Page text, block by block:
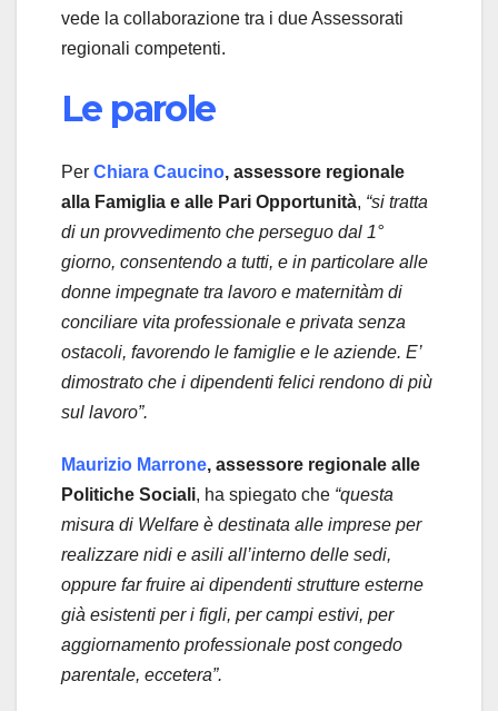
vede la collaborazione tra i due Assessorati
regionali competenti.
Le parole
Per Chiara Caucino, assessore regionale
alla Famiglia e alle Pari Opportunità, “si tratta
di un provvedimento che perseguo dal 1°
giorno, consentendo a tutti, e in particolare alle
donne impegnate tra lavoro e maternitàm di
conciliare vita professionale e privata senza
ostacoli, favorendo le famiglie e le aziende. E’
dimostrato che i dipendenti felici rendono di più
sul lavoro”.
Maurizio Marrone, assessore regionale alle
Politiche Sociali, ha spiegato che “questa
misura di Welfare è destinata alle imprese per
realizzare nidi e asili all’interno delle sedi,
oppure far fruire ai dipendenti strutture esterne
già esistenti per i figli, per campi estivi, per
aggiornamento professionale post congedo
parentale, eccetera”.